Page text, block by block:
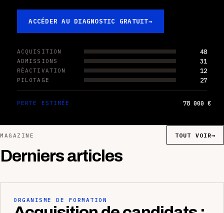
ACCÉDER AU DIAGNOSTIC GRATUIT→
ACQUISITION 48
ADMISSIONS 31
RÉACTIVATION 12
PILOTAGE 27
PERTE ESTIMÉE 78 000 €
MAGAZINE
Derniers articles
TOUT VOIR→
ORGANISME DE FORMATION